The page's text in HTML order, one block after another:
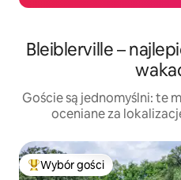
Bleiblerville –
Goście są jednomyślni: te
oceniane za
Najpopularniejsze z kategorii
Wybór gości